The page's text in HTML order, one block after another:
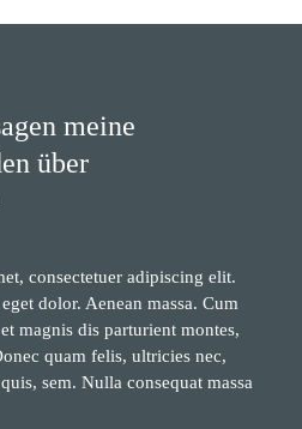
meine
über
consectetuer adipiscing elit.
dolor. Aenean massa. Cum
magnis dis parturient montes,
quam felis, ultricies nec,
sem. Nulla consequat massa